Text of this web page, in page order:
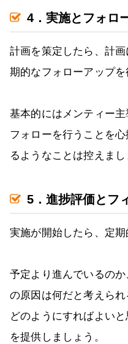
4．実施とフォロ
計画を策定したら、計
期的なフォローアップを
基本的にはメンティー
フォローを行うことを
るようなことは控えまし
5．進捗評価とフ
実施が開始したら、定期
予定より進んでいるの
の原因は何だと考えら
どのようにすればよい
を提供しましょう。